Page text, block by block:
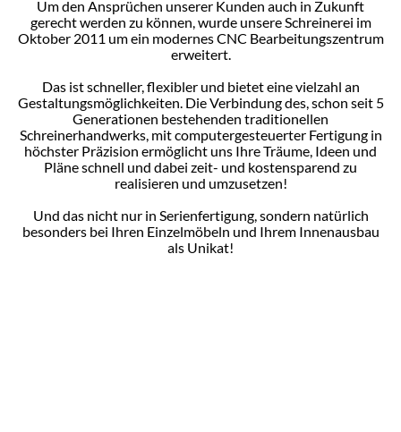
Um den Ansprüchen unserer Kunden auch in Zukunft
gerecht werden zu können, wurde unsere Schreinerei im
Oktober 2011 um ein modernes CNC Bearbeitungszentrum
erweitert.
Das ist schneller, flexibler und bietet eine vielzahl an
Gestaltungsmöglichkeiten. Die Verbindung des, schon seit 5
Generationen bestehenden traditionellen
Schreinerhandwerks, mit computergesteuerter Fertigung in
höchster Präzision ermöglicht uns Ihre Träume, Ideen und
Pläne schnell und dabei zeit- und kostensparend zu
realisieren und umzusetzen!
Und das nicht nur in Serienfertigung, sondern natürlich
besonders bei Ihren Einzelmöbeln und Ihrem Innenausbau
als Unikat!